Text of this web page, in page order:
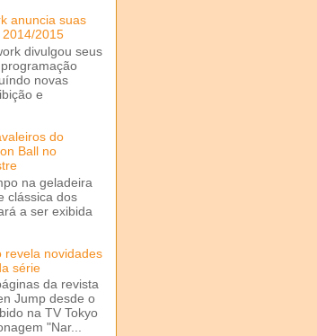
anuncia suas
2015
divulgou seus
novas
e
do
Ball no
na geladeira
clássica dos
a ser exibida
revela novidades
série
da revista
Jump desde o
na TV Tokyo
"Nar...